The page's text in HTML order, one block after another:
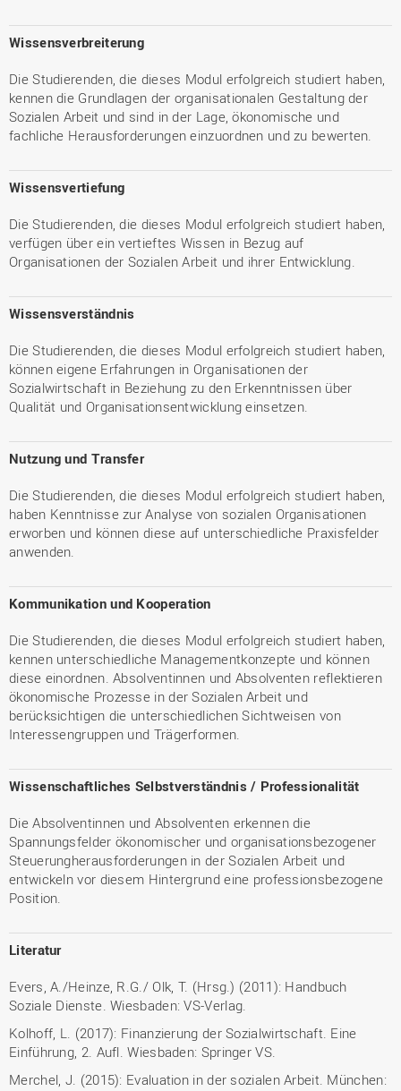
Wissensverbreiterung
Die Studierenden, die dieses Modul erfolgreich studiert haben,
kennen die Grundlagen der organisationalen Gestaltung der
Sozialen Arbeit und sind in der Lage, ökonomische und
fachliche Herausforderungen einzuordnen und zu bewerten.
Wissensvertiefung
Die Studierenden, die dieses Modul erfolgreich studiert haben,
verfügen über ein vertieftes Wissen in Bezug auf
Organisationen der Sozialen Arbeit und ihrer Entwicklung.
Wissensverständnis
Die Studierenden, die dieses Modul erfolgreich studiert haben,
können eigene Erfahrungen in Organisationen der
Sozialwirtschaft in Beziehung zu den Erkenntnissen über
Qualität und Organisationsentwicklung einsetzen.
Nutzung und Transfer
Die Studierenden, die dieses Modul erfolgreich studiert haben,
haben Kenntnisse zur Analyse von sozialen Organisationen
erworben und können diese auf unterschiedliche Praxisfelder
anwenden.
Kommunikation und Kooperation
Die Studierenden, die dieses Modul erfolgreich studiert haben,
kennen unterschiedliche Managementkonzepte und können
diese einordnen. Absolventinnen und Absolventen reflektieren
ökonomische Prozesse in der Sozialen Arbeit und
berücksichtigen die unterschiedlichen Sichtweisen von
Interessengruppen und Trägerformen.
Wissenschaftliches Selbstverständnis / Professionalität
Die Absolventinnen und Absolventen erkennen die
Spannungsfelder ökonomischer und organisationsbezogener
Steuerungherausforderungen in der Sozialen Arbeit und
entwickeln vor diesem Hintergrund eine professionsbezogene
Position.
Literatur
Evers, A./Heinze, R.G./ Olk, T. (Hrsg.) (2011): Handbuch
Soziale Dienste. Wiesbaden: VS-Verlag.
Kolhoff, L. (2017): Finanzierung der Sozialwirtschaft. Eine
Einführung, 2. Aufl. Wiesbaden: Springer VS.
Merchel, J. (2015): Evaluation in der sozialen Arbeit. München: